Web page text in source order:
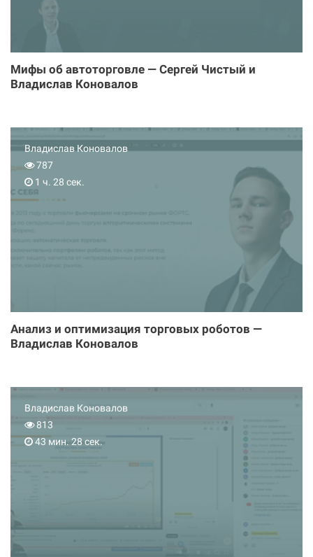
Мифы об автоторговле — Сергей Чистый и
Владислав Коновалов
Владислав Коновалов
787
1 ч. 28 сек.
Анализ и оптимизация торговых роботов —
Владислав Коновалов
Владислав Коновалов
813
43 мин. 28 сек.